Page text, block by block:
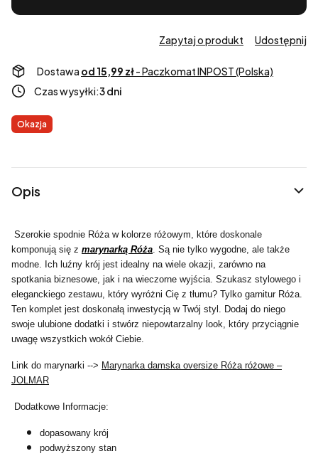
Zapytaj o produkt Udostępnij
Dostawa od 15,99 zł- Paczkomat INPOST (Polska)
Czas wysyłki:3 dni
Etykiety
Okazja
Opis
Szerokie spodnie Róża w kolorze różowym, które doskonale
komponują się z marynarką Róża . Są nie tylko wygodne, ale także
modne. Ich luźny krój jest idealny na wiele okazji, zarówno na
spotkania biznesowe, jak i na wieczorne wyjścia. Szukasz stylowego i
eleganckiego zestawu, który wyróżni Cię z tłumu? Tylko garnitur Róża.
Ten komplet jest doskonałą inwestycją w Twój styl. Dodaj do niego
swoje ulubione dodatki i stwórz niepowtarzalny look, który przyciągnie
uwagę wszystkich wokół Ciebie.
Link do marynarki --> Marynarka damska oversize Róża różowe –
JOLMAR
Dodatkowe Informacje:
dopasowany krój
podwyższony stan